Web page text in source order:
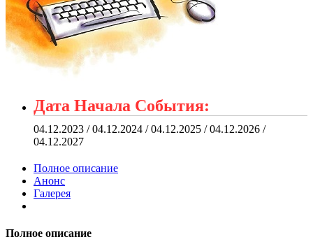
Дата Начала События:
04.12.2023 / 04.12.2024 / 04.12.2025 / 04.12.2026 /
04.12.2027
Полное описание
Анонс
Галерея
Полное описание